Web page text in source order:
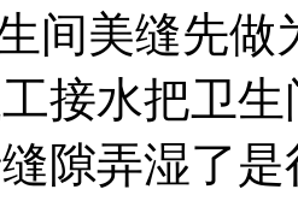
间美缝先做
接水把卫
隙弄湿了